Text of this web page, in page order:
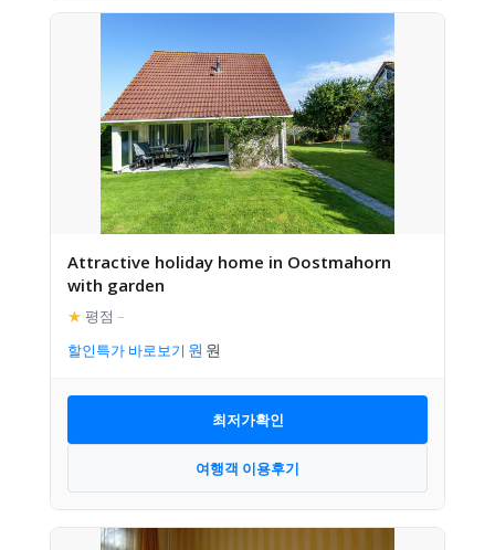
Attractive holiday home in Oostmahorn
with garden
★ 평점 –
할인특가 바로보기
최저가확인
여행객 이용후기